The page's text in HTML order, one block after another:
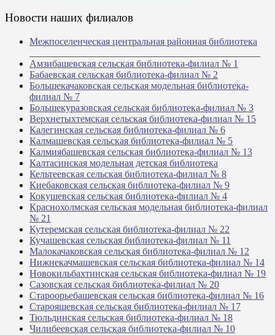
Новости наших филиалов
Межпоселенческая центральная районная библиотека
Амзибашевская сельская библиотека-филиал № 1
Бабаевская сельская библиотека-филиал № 2
Большекачаковская сельская модельная библиотека-
филиал № 7
Большекуразовская сельская библиотека-филиал № 3
Верхнетыхтемская сельская библиотека-филиал № 15
Калегинская сельская библиотека-филиал № 6
Калмашевская сельская библиотека-филиал № 5
Калмиябашевская сельская библиотека-филиал № 13
Калтасинская модельная детская библиотека
Кельтеевская сельская библиотека-филиал № 8
Киебаковская сельская библиотека-филиал № 9
Кокушевская сельская библиотека-филиал № 4
Краснохолмская сельская модельная библиотека-филиал
№ 21
Кутеремская сельская библиотека-филиал № 22
Кучашевская сельская библиотека-филиал № 11
Малокачаковская сельская библиотека-филиал № 12
Нижнекачмашевская сельская библиотека-филиал № 14
Новокильбахтинская сельская библиотека-филиал № 19
Сазовская сельская библиотека-филиал № 20
Староорьебашевская сельская библиотека-филиал № 16
Старояшевская сельская библиотека-филиал № 17
Тюльдинская сельская библиотека-филиал № 18
Чилибеевская сельская библиотека-филиал № 10